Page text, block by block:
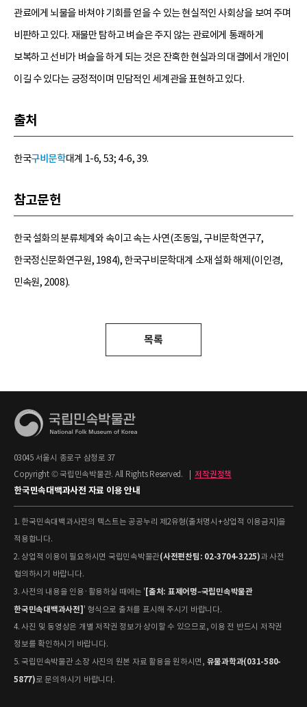
관료에게 뇌물을 바쳐야 기회를 얻을 수 있는 현실적인 사회상을 보여 주며
비판하고 있다. 재물만 탐하고 벼슬은 주지 않는 관료에게 통쾌하게
보복하고 선비가 벼슬을 하게 되는 것은 잔혹한 현실과의 대결에서 개인이
이길 수 있다는 긍정적이며 민담적인 세계관을 표현하고 있다.
출처
한국구비문학대계 1-6, 53; 4-6, 39.
참고문헌
한국 설화의 분류체계와 속이고 속는 사연(조동일, 구비문학연구7,
한국정신문화연구원, 1984), 한국구비문학대계 소재 설화 해제(이인경,
민속원, 2008).
목록
03045 서울시 종로구 삼청로 37
Copyright © 국립민속박물관. All Rights Reserved.
저작권정책
한국민속대백과사전 자료 이용 안내
1. 한국민속대백과사전의 텍스트는 공공누리 제2유형(출처명시+상업적 이용금지)을
적용합니다.
2. 상업적 이용이 필요하시면 국립민속박물관(사전편찬팀: 02-3704-3225)과 사전
협의하시기 바랍니다.
3. 사전의 내용을 인용·활용하실 때에는 ' [출처: 표제어명–국립민속박물관
한국민속대백과사전] ' 형식으로 출처를 표시해 주시기 바랍니다.
4. 사진 및 동영상은 개별 저작권 정보가 상이할 수 있으므로, 이용 전 반드시 저작권
정보를 확인하시기 바랍니다.
5. 국립민속박물관 소장 사진의 원본 자료 활용을 원하시면, 유물과학과(031-580-
5877)로 문의하시기 바랍니다.